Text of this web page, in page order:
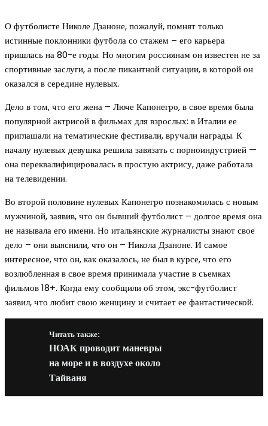
О футболисте Николе Дзаноне, пожалуй, помнят только
истинные поклонники футбола со стажем – его карьера
пришлась на 80-е годы. Но многим россиянам он известен не за
спортивные заслуги, а после пикантной ситуации, в которой он
оказался в середине нулевых.
Дело в том, что его жена – Люче Капонегро, в свое время была
популярной актрисой в фильмах для взрослых: в Италии ее
приглашали на тематические фестивали, вручали награды. К
началу нулевых девушка решила завязать с порноиндустрией —
она переквалифицировалась в простую актрису, даже работала
на телевидении.
Во второй половине нулевых Капонегро познакомилась с новым
мужчиной, заявив, что он бывший футболист – долгое время она
не называла его имени. Но итальянские журналисты знают свое
дело – они выяснили, что он – Никола Дзаноне. И самое
интересное, что он, как оказалось, не был в курсе, что его
возлюбленная в свое время принимала участие в съемках
фильмов 18+. Когда ему сообщили об этом, экс-футболист
заявил, что любит свою женщину и считает ее фантастической.
Читать также:
НОАК проводит маневры
на море и в воздухе около
Тайваня